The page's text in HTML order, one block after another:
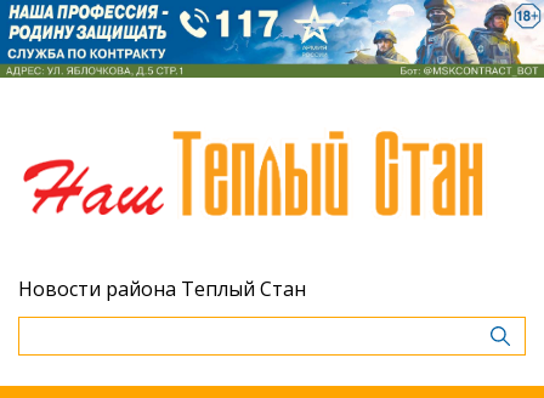
Новости района Теплый Стан